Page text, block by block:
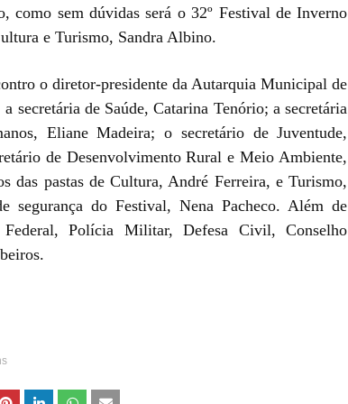
como sem dúvidas será o 32º Festival de Inverno
e Turismo, Sandra Albino.
o diretor-presidente da Autarquia Municipal de
secretária de Saúde, Catarina Tenório; a secretária
Eliane Madeira; o secretário de Juventude,
de Desenvolvimento Rural e Meio Ambiente,
das pastas de Cultura, André Ferreira, e Turismo,
segurança do Festival, Nena Pacheco. Além de
Federal, Polícia Militar, Defesa Civil, Conselho